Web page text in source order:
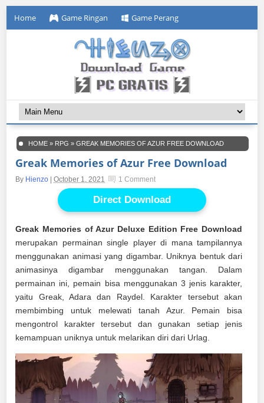
Home Game Ringan Game Perang
HOME » RPG »GREAK MEMORIES OF AZUR FREE DOWNLOAD
Greak Memories of Azur Free Download
By Hienzo |October 1, 2021 1 Comment
Direct Download
Greak Memories of Azur Deluxe Edition Free Download
merupakan permainan single player di mana tampilannya
menggunakan animasi yang digambar. Uniknya bentuk dari
animasinya digambar menggunakan tangan. Dalam
permainan ini, pemain bisa menggunakan 3 jenis karakter,
yaitu Greak, Adara dan Raydel. Karakter tersebut akan
membimbing untuk melewati tanah Azur. Pemain bisa
mengontrol karakter tersebut dan gunakan setiap jenis
kemampuan uniknya untuk melarikan diri dari Urlag.